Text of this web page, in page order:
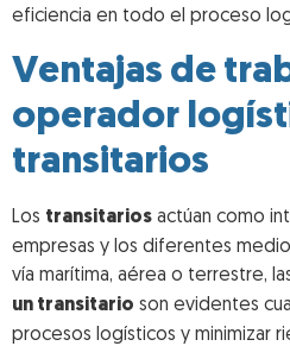
eficiencia en todo el proceso
Ventajas de
operador
transitarios
Los transitarios actúan como
empresas y los diferentes
vía marítima, aérea o terrestre,
un transitario son evidentes
procesos logísticos y minimizar